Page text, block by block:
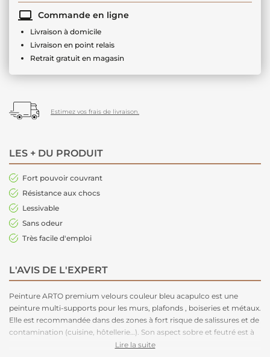
Commande en ligne
Livraison à domicile
Livraison en point relais
Retrait gratuit en magasin
Estimez vos frais de livraison.
LES + DU PRODUIT
Fort pouvoir couvrant
Résistance aux chocs
Lessivable
Sans odeur
Très facile d'emploi
L'AVIS DE L'EXPERT
Peinture ARTO premium velours couleur bleu acapulco est une
peinture multi-supports pour les murs, plafonds , boiseries et métaux.
Elle est recommandée dans des zones à fort risque de salissures et de
contamination (cuisine, hôtellerie…). Son aspect sobre et feutré est à
la fois tendance et pratique car il permet de masquer les défauts du
Lire la suite